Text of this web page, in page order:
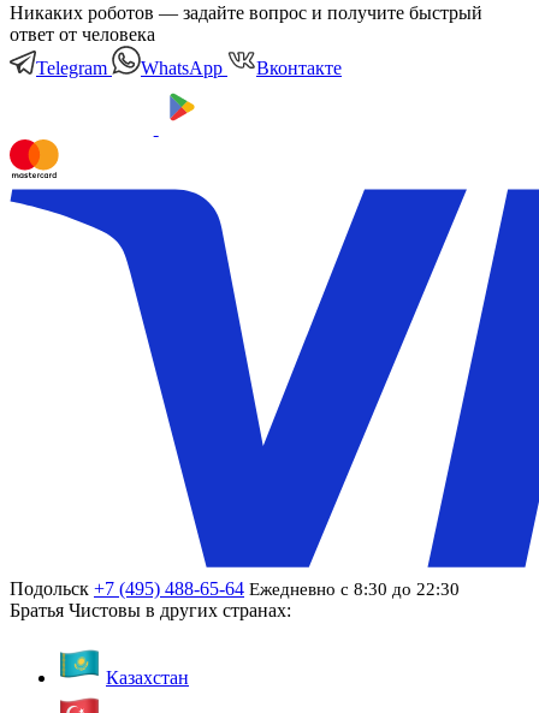
Никаких роботов — задайте вопрос и получите быстрый
ответ от человека
Telegram
WhatsApp Вконтакте
Подольск +7 (495) 488-65-64 Ежедневно с 8:30 до 22:30
Братья Чистовы в других странах:
Казахстан